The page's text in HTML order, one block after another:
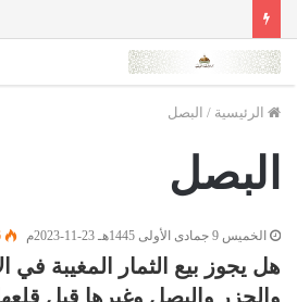
الرئيسية / البصل
البصل
الخميس 9 جمادى الأولى 1445هـ 23-11-2023م
هل يجوز بيع الثمار المغيبة في
والجزر والبصل وغيرها قبل